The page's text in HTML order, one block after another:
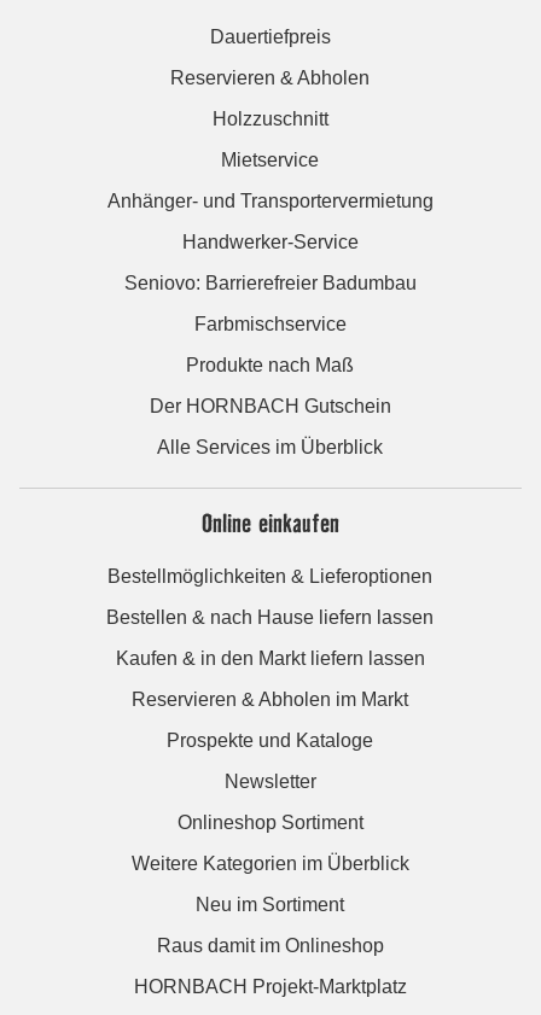
Dauertiefpreis
Reservieren & Abholen
Holzzuschnitt
Mietservice
Anhänger- und Transportervermietung
Handwerker-Service
Seniovo: Barrierefreier Badumbau
Farbmischservice
Produkte nach Maß
Der HORNBACH Gutschein
Alle Services im Überblick
Online einkaufen
Bestellmöglichkeiten & Lieferoptionen
Bestellen & nach Hause liefern lassen
Kaufen & in den Markt liefern lassen
Reservieren & Abholen im Markt
Prospekte und Kataloge
Newsletter
Onlineshop Sortiment
Weitere Kategorien im Überblick
Neu im Sortiment
Raus damit im Onlineshop
HORNBACH Projekt-Marktplatz